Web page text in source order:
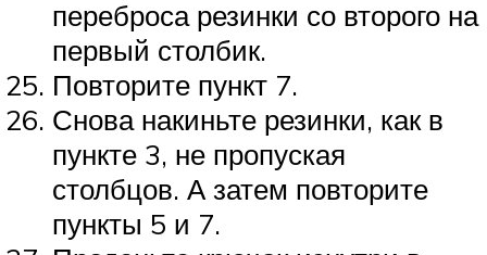
переброса резинки со второго на
первый столбик.
Повторите пункт 7.
Снова накиньте резинки, как в
пункте 3, не пропуская
столбцов. А затем повторите
пункты 5 и 7.